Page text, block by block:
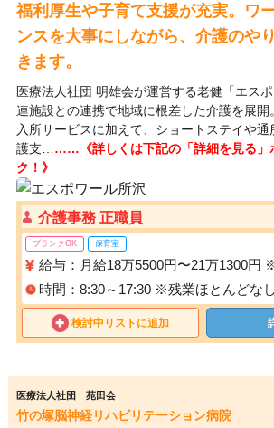
福利厚生や子育て支援が充実。ワ
ンスを大事にしながら、介護のや
きます。
医療法人社団 明雄会が運営する老健「エス
連施設との連携で地域に根差した介護を展開
入所サービスに加えて、ショートステイや
護支… ……《詳しくは下記の「詳細を見る」
ク！》
介護事務 正職員
ブランクOK 保育室
給与：月給18万5500円〜21万1300円
時間：8:30～17:30 ※残業ほとんどなし
検討中リストに追加
医療法人社団 苑田会
竹の塚脳神経リハビリテーション病院